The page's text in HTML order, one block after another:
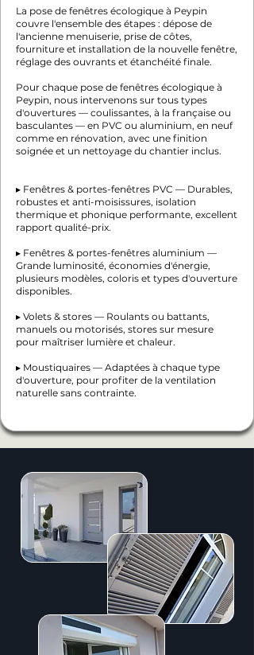
La pose de fenêtres écologique à Peypin
couvre l'ensemble des étapes : dépose de
l'ancienne menuiserie, prise de côtes,
fourniture et installation de la nouvelle fenêtre,
réglage des ouvrants et étanchéité finale.
Pour chaque pose de fenêtres écologique à
Peypin, nous intervenons sur tous types
d'ouvertures — coulissantes, à la française ou
basculantes — en PVC ou aluminium, en neuf
comme en rénovation, avec une finition
soignée et un nettoyage du chantier inclus.
▸ Fenêtres & portes-fenêtres PVC — Durables,
robustes et anti-moisissures, isolation
thermique et phonique performante, excellent
rapport qualité-prix.
▸ Fenêtres & portes-fenêtres aluminium —
Grande luminosité, économies d'énergie,
plusieurs modèles, coloris et types d'ouverture
disponibles.
▸ Volets & stores — Roulants ou battants,
manuels ou motorisés, stores sur mesure
pour maîtriser lumière et chaleur.
▸ Moustiquaires — Adaptées à chaque type
d'ouverture, pour profiter de la ventilation
naturelle sans contrainte.